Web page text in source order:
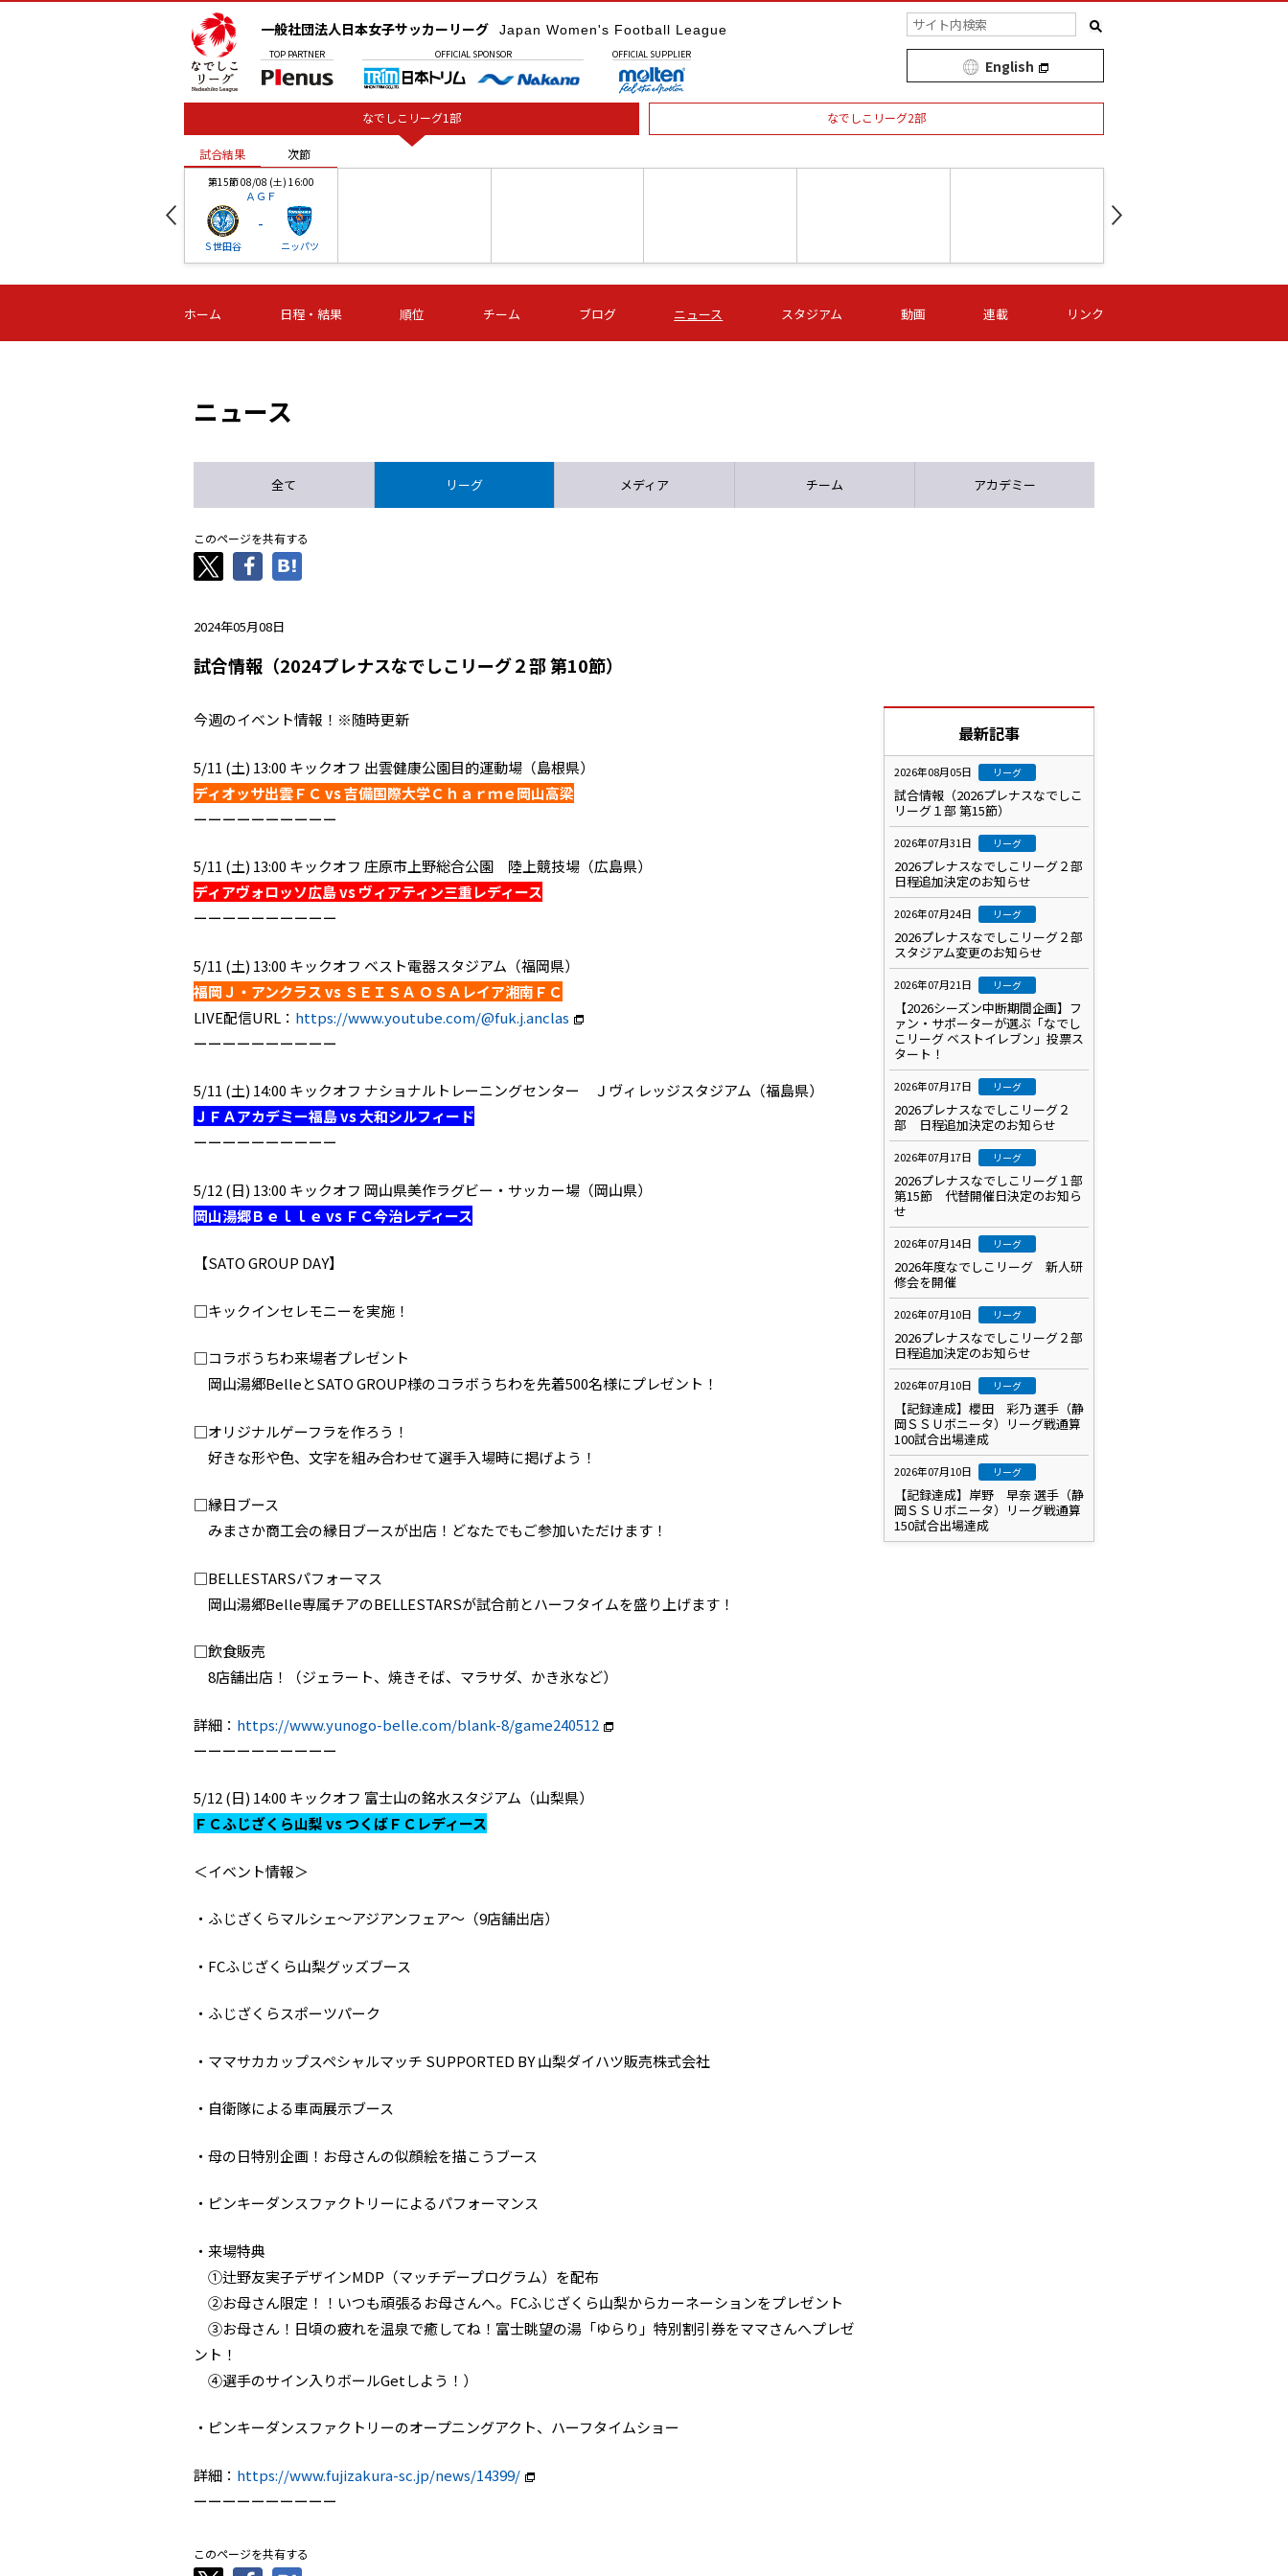
一般社団法人日本女子サッカーリーグ Japan Women's Football League
TOP PARTNER OFFICIAL SPONSOR OFFICIAL SUPPLIER
English
なでしこリーグ1部 なでしこリーグ2部
試合結果 次節
第15節 08/08 (土) 16:00
ＡＧＦ
Ｓ世田谷
-
ニッパツ
-
第16節 09/05 (土) 15:00
ニッパツ
-
第16節 09/05 (土) 15:00
石人の星
-
第16節 09/05 (土) 16:00
ＡＧＦ
-
いちご
-
第16節 09/06 (日) 15:00
-
第16節 09/06 (日) 15:00
- -
試合結果 次節
ホーム 日程・結果 順位 チーム ブログ ニュース スタジアム 動画 連載 リンク
ニュース
全て リーグ メディア チーム アカデミー
このページを共有する
2024年05月08日
試合情報（2024プレナスなでしこリーグ２部 第10節）
今週のイベント情報！※随時更新
5/11 (土) 13:00 キックオフ 出雲健康公園目的運動場（島根県）
ディオッサ出雲ＦＣ vs 吉備国際大学Ｃｈａｒｍｅ岡山高梁
ーーーーーーーーーー
5/11 (土) 13:00 キックオフ 庄原市上野総合公園 陸上競技場（広島県）
ディアヴォロッソ広島 vs ヴィアティン三重レディース
ーーーーーーーーーー
5/11 (土) 13:00 キックオフ ベスト電器スタジアム（福岡県）
福岡Ｊ・アンクラス vs ＳＥＩＳＡ ＯＳＡレイア湘南ＦＣ
LIVE配信URL： https://www.youtube.com/@fuk.j.anclas
ーーーーーーーーーー
5/11 (土) 14:00 キックオフ ナショナルトレーニングセンター Ｊヴィレッジスタジアム（福島県）
ＪＦＡアカデミー福島 vs 大和シルフィード
ーーーーーーーーーー
5/12 (日) 13:00 キックオフ 岡山県美作ラグビー・サッカー場（岡山県）
岡山湯郷Ｂｅｌｌｅ vs ＦＣ今治レディース
【SATO GROUP DAY】
□キックインセレモニーを実施！
□コラボうちわ来場者プレゼント
岡山湯郷BelleとSATO GROUP様のコラボうちわを先着500名様にプレゼント！
□オリジナルゲーフラを作ろう！
好きな形や色、文字を組み合わせて選手入場時に掲げよう！
□縁日ブース
みまさか商工会の縁日ブースが出店！どなたでもご参加いただけます！
□BELLESTARSパフォーマス
岡山湯郷Belle専属チアのBELLESTARSが試合前とハーフタイムを盛り上げます！
□飲食販売
8店舗出店！（ジェラート、焼きそば、マラサダ、かき氷など）
詳細： https://www.yunogo-belle.com/blank-8/game240512
ーーーーーーーーーー
5/12 (日) 14:00 キックオフ 富士山の銘水スタジアム（山梨県）
ＦＣふじざくら山梨 vs つくばＦＣレディース
＜イベント情報＞
・ふじざくらマルシェ〜アジアンフェア〜（9店舗出店）
・FCふじざくら山梨グッズブース
・ふじざくらスポーツパーク
・ママサカカップスペシャルマッチ SUPPORTED BY 山梨ダイハツ販売株式会社
・自衛隊による車両展示ブース
・母の日特別企画！お母さんの似顔絵を描こうブース
・ピンキーダンスファクトリーによるパフォーマンス
・来場特典
①辻野友実子デザインMDP（マッチデープログラム）を配布
②お母さん限定！！いつも頑張るお母さんへ。FCふじざくら山梨からカーネーションをプレゼント
③お母さん！日頃の疲れを温泉で癒してね！富士眺望の湯「ゆらり」特別割引券をママさんへプレゼ
ント！
④選手のサイン入りボールGetしよう！）
・ピンキーダンスファクトリーのオープニングアクト、ハーフタイムショー
詳細： https://www.fujizakura-sc.jp/news/14399/
ーーーーーーーーーー
このページを共有する
最新記事
2026年08月05日 リーグ
試合情報（2026プレナスなでしこ
リーグ１部 第15節）
2026年07月31日 リーグ
2026プレナスなでしこリーグ２部
日程追加決定のお知らせ
2026年07月24日 リーグ
2026プレナスなでしこリーグ２部
スタジアム変更のお知らせ
2026年07月21日 リーグ
【2026シーズン中断期間企画】フ
ァン・サポーターが選ぶ「なでし
こリーグ ベストイレブン」投票ス
タート！
2026年07月17日 リーグ
2026プレナスなでしこリーグ２
部 日程追加決定のお知らせ
2026年07月17日 リーグ
2026プレナスなでしこリーグ１部
第15節 代替開催日決定のお知ら
せ
2026年07月14日 リーグ
2026年度なでしこリーグ 新人研
修会を開催
2026年07月10日 リーグ
2026プレナスなでしこリーグ２部
日程追加決定のお知らせ
2026年07月10日 リーグ
【記録達成】櫻田 彩乃 選手（静
岡ＳＳＵボニータ）リーグ戦通算
100試合出場達成
2026年07月10日 リーグ
【記録達成】岸野 早奈 選手（静
岡ＳＳＵボニータ）リーグ戦通算
150試合出場達成